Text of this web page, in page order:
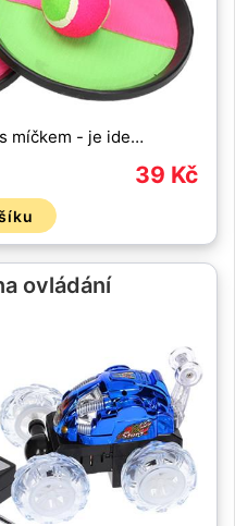
míčkem - je ide…
39 Kč
ovládání